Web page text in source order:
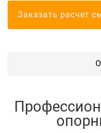
Заказать расчет